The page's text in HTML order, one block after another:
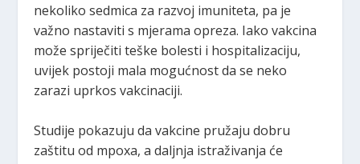
nekoliko sedmica za razvoj imuniteta, pa je
važno nastaviti s mjerama opreza. Iako vakcina
može spriječiti teške bolesti i hospitalizaciju,
uvijek postoji mala mogućnost da se neko
zarazi uprkos vakcinaciji.
Studije pokazuju da vakcine pružaju dobru
zaštitu od mpoxa, a daljnja istraživanja će